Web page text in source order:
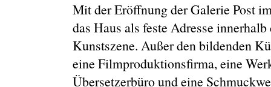
Mit der Eröffnung der Galerie Post
das Haus als feste Adresse
Kunstszene. Außer den bildenden
eine Filmproduktionsfirma, eine
Übersetzerbüro und eine